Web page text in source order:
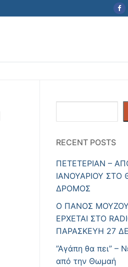
RECENT POSTS
ΠΕΤΕΤΕΡΙΑΝ –
ΙΑΝΟΥΑΡΙΟΥ ΣΤΟ
ΔΡΟΜΟΣ
Ο ΠΑΝΟΣ
ΕΡΧΕΤΑΙ ΣΤΟ
ΠΑΡΑΣΚΕΥΗ 27
”Αγάπη θα πει” –
από την Θωμαή